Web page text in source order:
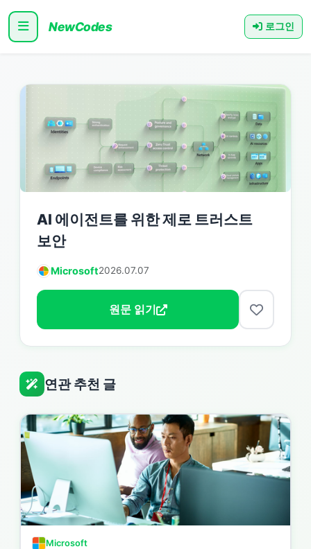
NewCodes 로그인
AI 에이전트를 위한 제로 트러스트
보안
Microsoft2026.07.07
원문 읽기
연관 추천 글
Microsoft